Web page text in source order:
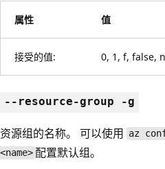
属性 值
接受的值: 0, 1, f, false,
--resource-group -g
资源组的名称。 可以使用 az
<name> 配置默认组。